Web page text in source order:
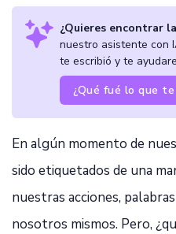
¿Quieres encontrar
nuestro asistente con
te escribió y te
¿Qué fué lo que te
En algún momento de
sido etiquetados de una
nuestras acciones,
nosotros mismos. Pero,